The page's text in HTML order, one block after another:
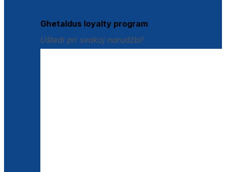
Ghetaldus loyalty program
Uštedi pri svakoj narudžbi!